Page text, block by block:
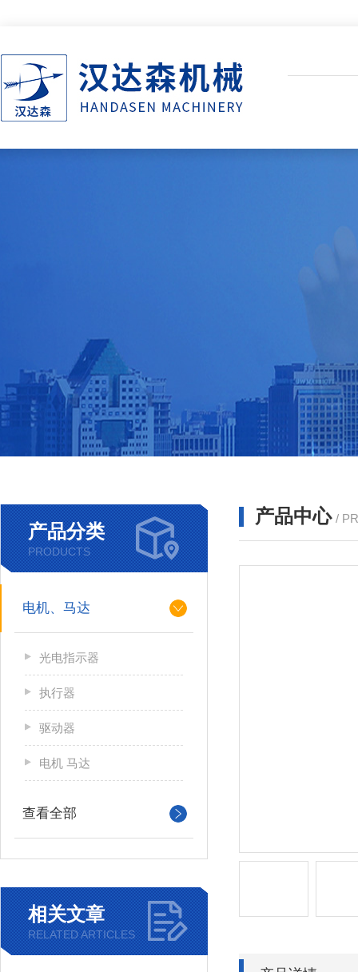
产品分类
PRODUCTS
电机、马达
光电指示器
执行器
驱动器
电机 马达
查看全部
相关文章
RELATED ARTICLES
产品中心 /